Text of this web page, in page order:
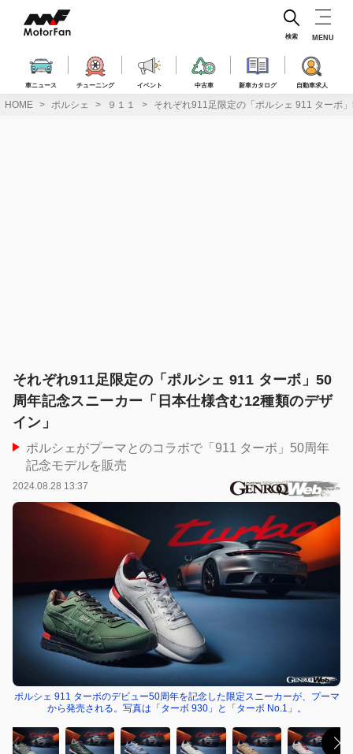
ス
車ニュース チューニング イベント 中古車 新車カタログ 自動車求人
検索 MENU
HOME ポルシェ ９１１ それぞれ911足限定の「ポルシェ 911 ターボ
それぞれ911足限定の「ポルシェ 911 ターボ」50
周年記念スニーカー「日本仕様含む12種類のデザ
イン」
ポルシェがプーマとのコラボで「911 ターボ」50周年
記念モデルを販売
2024.08.28 13:37
ポルシェ 911 ターボのデビュー50周年を記念した限定スニーカーが、プーマ
から発売される。写真は「ターボ 930」と「ターボ No.1」。